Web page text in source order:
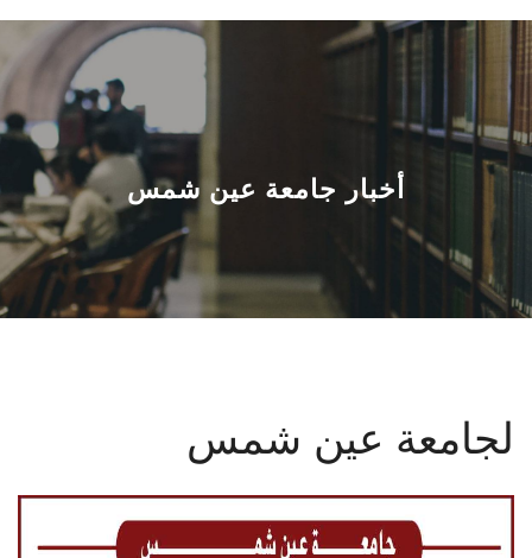
الرئيسيـة
عن الجامعة
القطاعـات
الشئون الأكاديمية
البحث العلمي
أخبار جامعة عين شمس
لجامعة عين شمس